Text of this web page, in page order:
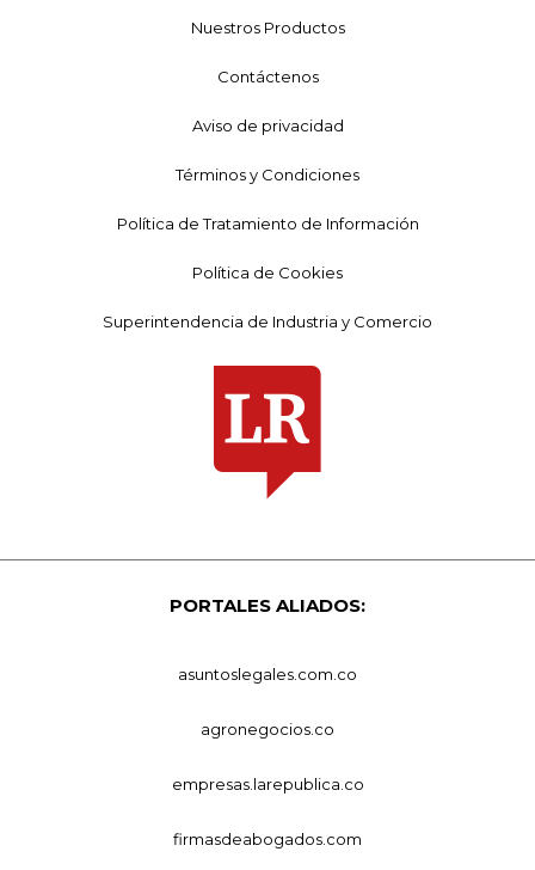
Nuestros Productos
Contáctenos
Aviso de privacidad
Términos y Condiciones
Política de Tratamiento de Información
Política de Cookies
Superintendencia de Industria y Comercio
PORTALES ALIADOS:
asuntoslegales.com.co
agronegocios.co
empresas.larepublica.co
firmasdeabogados.com